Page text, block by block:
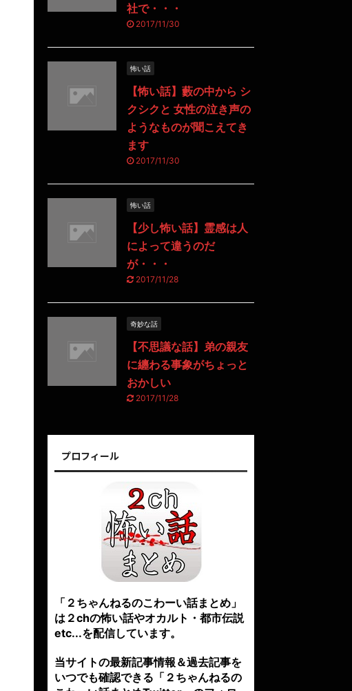
社で・・・
2017/11/30
怖い話
【怖い話】藪の中から シ
クシクと 女性の泣き声の
ようなものが聞こえてき
ます
2017/11/30
怖い話
【少し怖い話】霊感は人
によって違うのだ
が・・・
2017/11/28
奇妙な話
【不思議な話】弟の親友
に纏わる事象がちょっと
おかしい
2017/11/28
プロフィール
「２ちゃんねるのこわーい話まとめ」
は２chの怖い話やオカルト・都市伝説
etc...を配信しています。
当サイトの最新記事情報＆過去記事を
いつでも確認できる「２ちゃんねるの